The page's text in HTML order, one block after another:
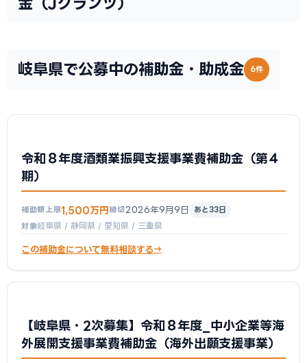
岐阜県で公募中の補助金・助成金 6件
令和８年度酒類業振興支援事業費補助金（第４
期）
補助額上限1,500万円締切 2026年9月9日
あと33日
対象岐阜県 / 静岡県 / 愛知県 / 三重県
この補助金について無料相談する
【岐阜県・2次募集】令和８年度_中小企業等海
外展開支援事業費補助金（海外出願支援事業）